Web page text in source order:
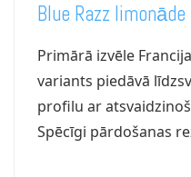
Blue Razz limonāde
Primārā izvēle
variants piedāvā
profilu ar
Spēcīgi pārdošanas